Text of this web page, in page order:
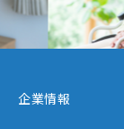
企業情報